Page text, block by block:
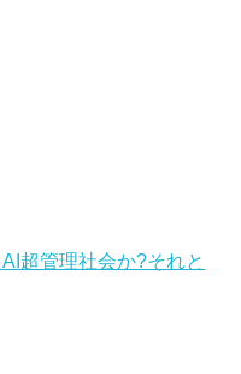
超管理社会か?それと